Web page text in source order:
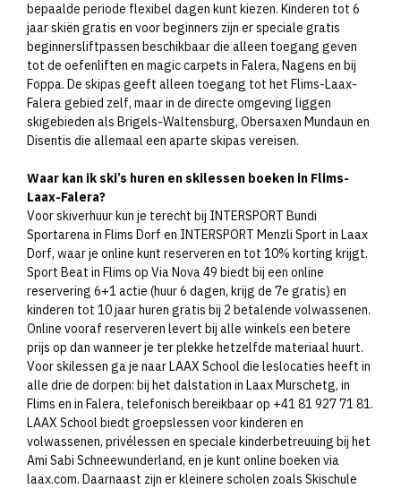
bepaalde periode flexibel dagen kunt kiezen. Kinderen tot 6
jaar skiën gratis en voor beginners zijn er speciale gratis
beginnersliftpassen beschikbaar die alleen toegang geven
tot de oefenliften en magic carpets in Falera, Nagens en bij
Foppa. De skipas geeft alleen toegang tot het Flims-Laax-
Falera gebied zelf, maar in de directe omgeving liggen
skigebieden als Brigels-Waltensburg, Obersaxen Mundaun en
Disentis die allemaal een aparte skipas vereisen.
Waar kan ik ski’s huren en skilessen boeken in Flims-
Laax-Falera?
Voor skiverhuur kun je terecht bij INTERSPORT Bundi
Sportarena in Flims Dorf en INTERSPORT Menzli Sport in Laax
Dorf, waar je online kunt reserveren en tot 10% korting krijgt.
Sport Beat in Flims op Via Nova 49 biedt bij een online
reservering 6+1 actie (huur 6 dagen, krijg de 7e gratis) en
kinderen tot 10 jaar huren gratis bij 2 betalende volwassenen.
Online vooraf reserveren levert bij alle winkels een betere
prijs op dan wanneer je ter plekke hetzelfde materiaal huurt.
Voor skilessen ga je naar LAAX School die leslocaties heeft in
alle drie de dorpen: bij het dalstation in Laax Murschetg, in
Flims en in Falera, telefonisch bereikbaar op +41 81 927 71 81.
LAAX School biedt groepslessen voor kinderen en
volwassenen, privélessen en speciale kinderbetreuuing bij het
Ami Sabi Schneewunderland, en je kunt online boeken via
laax.com. Daarnaast zijn er kleinere scholen zoals Skischule